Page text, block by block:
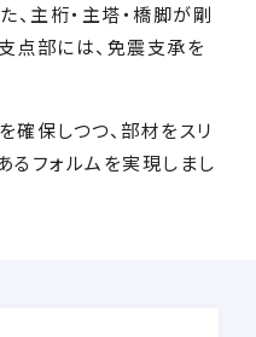
、主桁・主塔・橋脚が剛
点部には、免震支承を
確保しつつ、部材をスリ
るフォルムを実現しまし